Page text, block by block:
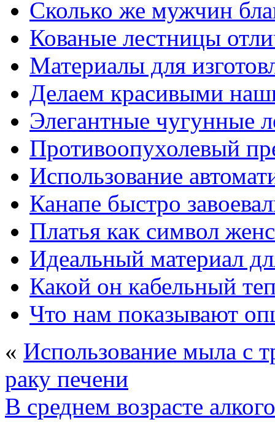
Сколько же мужчин
Кованые лестницы
Материалы для
Делаем красивыми
Элегантные чугунные
Противоопухолевый
Использование
Канапе быстро
Платья как символ
Идеальный материал
Какой он кабельный
Что нам показывают
« Использование мыла с
раку печени
В среднем возрасте